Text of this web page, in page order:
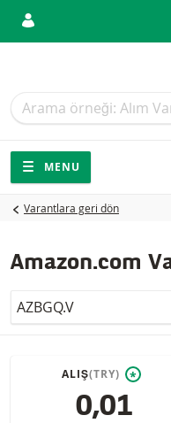
Arama
Arama
Gezinti
Sitede
MENU
Varantlara geri dön
Amazon.com
LocalCode
ALIŞ(TRY) *
0,01